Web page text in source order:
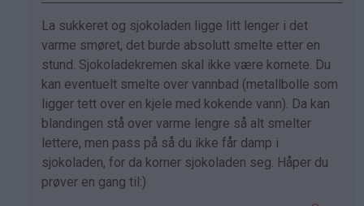
Som
svar
på
av
Lo
(ikke
bekreftet)
La sukkeret og sjokoladen ligge litt lenger i det
varme smøret, det burde absolutt smelte etter en
stund. Sjokoladekremen skal ikke være kornete. Du
kan eventuelt smelte over vannbad (metallbolle som
ligger tett over en kjele med kokende vann). Da kan
blandingen stå over varme lengre så alt smelter
lettere, men pass på så du ikke får damp i
sjokoladen, for da korner sjokoladen seg. Håper du
prøver en gang til:)